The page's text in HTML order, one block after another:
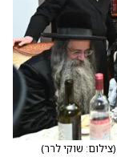
(צילום: שוקי לרר)